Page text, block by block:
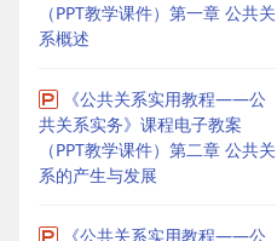
（PPT教学课件）第一章 公共关
系概述
《公共关系实用教程——公
共关系实务》课程电子教案
（PPT教学课件）第二章 公共关
系的产生与发展
《公共关系实用教程——公